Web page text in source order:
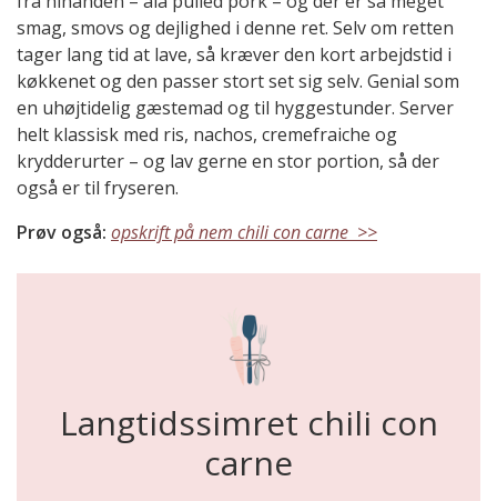
smag, smovs og dejlighed i denne ret. Selv om retten
tager lang tid at lave, så kræver den kort arbejdstid i
køkkenet og den passer stort set sig selv. Genial som
en uhøjtidelig gæstemad og til hyggestunder. Server
helt klassisk med ris, nachos, cremefraiche og
krydderurter – og lav gerne en stor portion, så der
også er til fryseren.
Prøv også: opskrift på nem chili con carne >>
Langtidssimret chili con
carne